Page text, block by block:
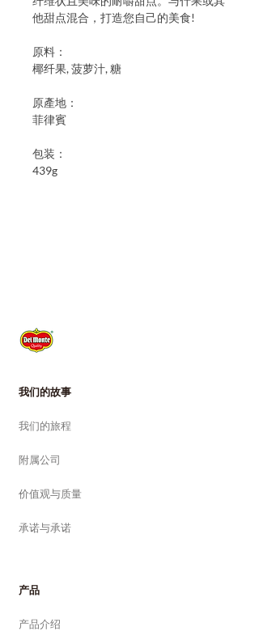
他甜点混合，打造您自己的美食!
原料：
椰纤果, 菠萝汁, 糖
原產地：
菲律賓
包装：
439g
我们的故事
我们的旅程
附属公司
价值观与质量
承诺与承诺
产品
产品介绍